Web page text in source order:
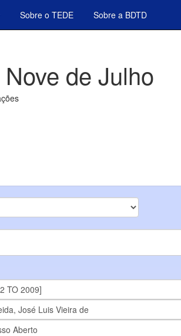
Sobre o TEDE Sobre a BDTD
de Julho